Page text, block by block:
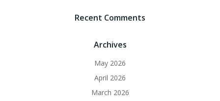
Recent Comments
Archives
May 2026
April 2026
March 2026